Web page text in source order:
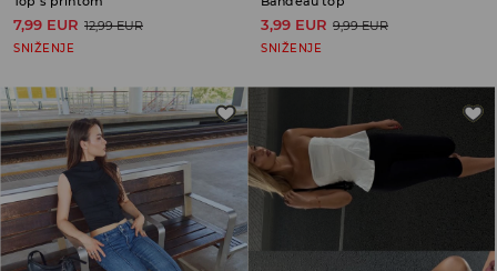
7,99 EUR 12,99 EUR
SNIŽENJE
3,99 EUR 9,99 EUR
SNIŽENJE